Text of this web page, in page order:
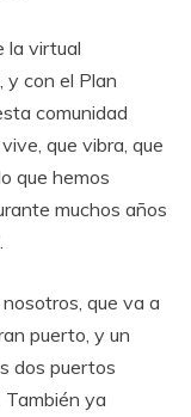
la virtual
y con el Plan
comunidad
que vibra, que
que hemos
muchos años
que va a
puerto, y un
dos puertos
También ya